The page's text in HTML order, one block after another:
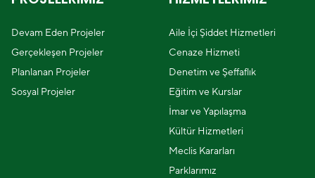
Devam Eden Projeler
Gerçekleşen Projeler
Planlanan Projeler
Sosyal Projeler
Aile İçi Şiddet Hizmetleri
Cenaze Hizmeti
Denetim ve Şeffaflık
Eğitim ve Kurslar
İmar ve Yapılaşma
Kültür Hizmetleri
Meclis Kararları
Parklarımız